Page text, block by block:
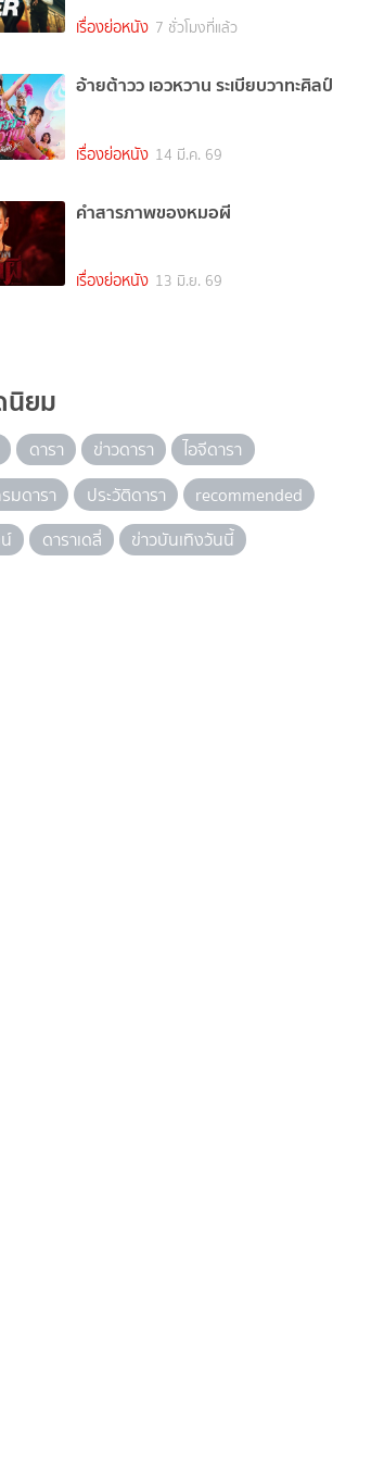
เรื่องย่อหนัง 7 ชั่วโมงที่แล้ว
อ้ายต้าวว เอวหวาน ระเบียบวาทะศิลป์
เรื่องย่อหนัง 14 มี.ค. 69
คำสารภาพของหมอผี
เรื่องย่อหนัง 13 มิ.ย. 69
นิยม
ดารา ข่าวดารา
ไอจีดารา
มดารา
ประวัติดารา
recommended
ดาราเดลี่ ข่าวบันเทิงวันนี้